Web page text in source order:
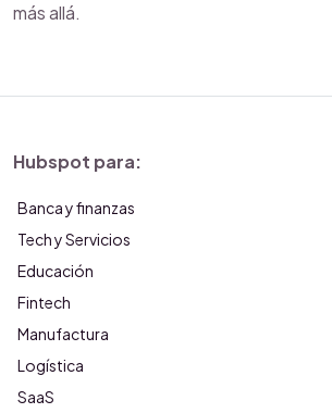
más allá.
Hubspot para:
Banca y finanzas
Tech y Servicios
Educación
Fintech
Manufactura
Logística
SaaS